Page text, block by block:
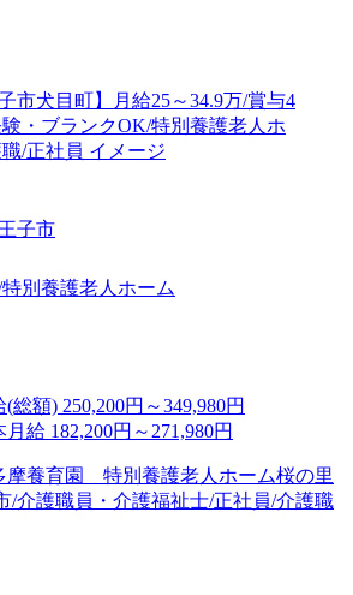
子市
別養護老人ホーム
(総額) 250,200円～349,980円
月給 182,200円～271,980円
摩養育園 特別養護老人ホーム桜の里
/介護職員・介護福祉士/正社員/介護職